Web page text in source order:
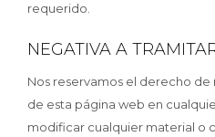
requerido.
NEGATIVA A
Nos reservamos el derecho
de esta página web en
modificar cualquier material o